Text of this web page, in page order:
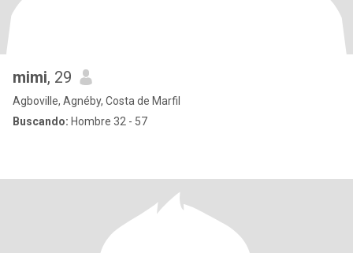
mimi, 29
Agboville, Agnéby, Costa de Marfil
Buscando: Hombre 32 - 57